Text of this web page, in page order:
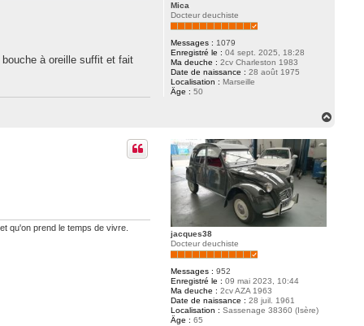
Mica
Docteur deuchiste
Messages : 1079
Enregistré le : 04 sept. 2025, 18:28
Ma deuche : 2cv Charleston 1983
Date de naissance : 28 août 1975
Localisation : Marseille
Âge : 50
à oreille suffit et fait
jacques38
Docteur deuchiste
Messages : 952
Enregistré le : 09 mai 2023, 10:44
Ma deuche : 2cv AZA 1963
Date de naissance : 28 juil. 1961
Localisation : Sassenage 38360 (Isère)
Âge : 65
qu'on prend le temps de vivre.